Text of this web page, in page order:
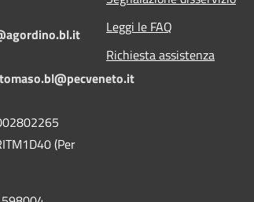
(Per
Leggi le FAQ
Richiesta assistenza